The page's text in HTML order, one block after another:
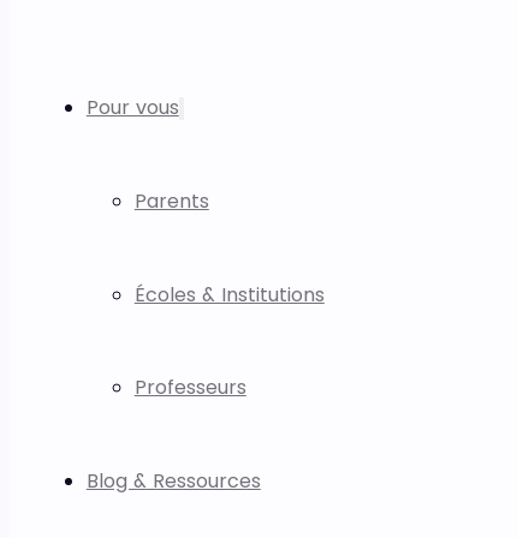
Pour vous
Parents
Écoles & Institutions
Professeurs
Blog & Ressources